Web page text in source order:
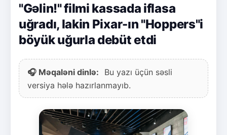
"Gəlin!" filmi kassada iflasa
uğradı, lakin Pixar-ın "Hoppers"i
böyük uğurla debüt etdi
🎧 Məqaləni dinlə:
Bu yazı üçün səsli
versiya hələ hazırlanmayıb.